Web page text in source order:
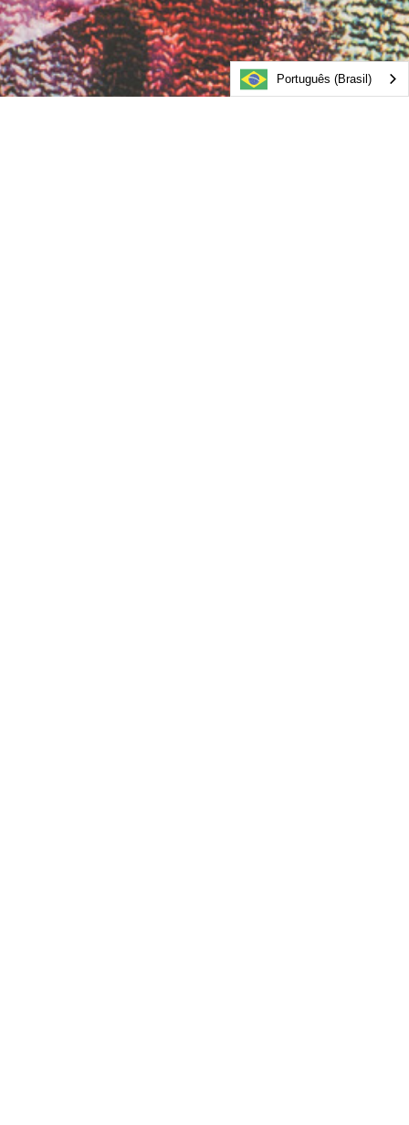
Português (Brasil)